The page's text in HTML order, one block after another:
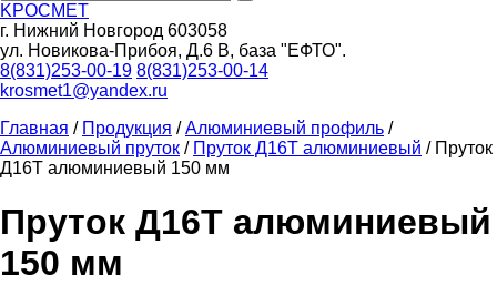
KРОСМЕТ
г. Нижний Новгород 603058
ул. Новикова-Прибоя, Д.6 В, база "ЕФТО".
8(831)253-00-19 8(831)253-00-14
krosmet1@yandex.ru
Главная / Продукция /Алюминиевый профиль /
Алюминиевый пруток / Пруток Д16Т алюминиевый / Пруток
Д16Т алюминиевый 150 мм
Пруток Д16Т алюминиевый
150 мм